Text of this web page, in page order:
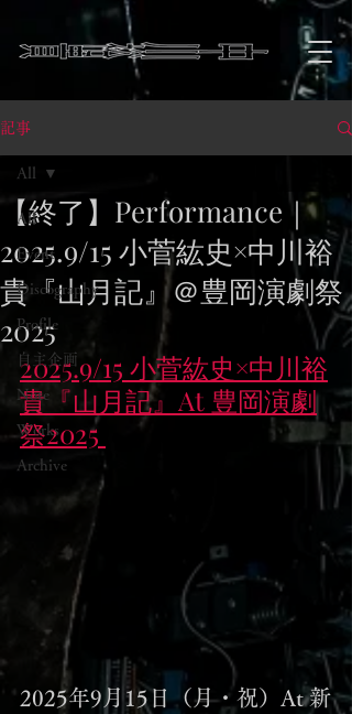
記事
All
Event
Discography
Profile
自主企画
Note
Works
Archive
All
【終了】Performance｜
2025.9/15 小菅紘史×中川裕
貴『山月記』＠豊岡演劇祭
2025
2025.9/15 小菅紘史×中川裕
貴『山月記』At 豊岡演劇
祭2025
2025年9月15日（月・祝）At 新